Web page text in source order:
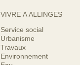
VIVRE À ALLINGES
Service social
Urbanisme
Travaux
Environnement